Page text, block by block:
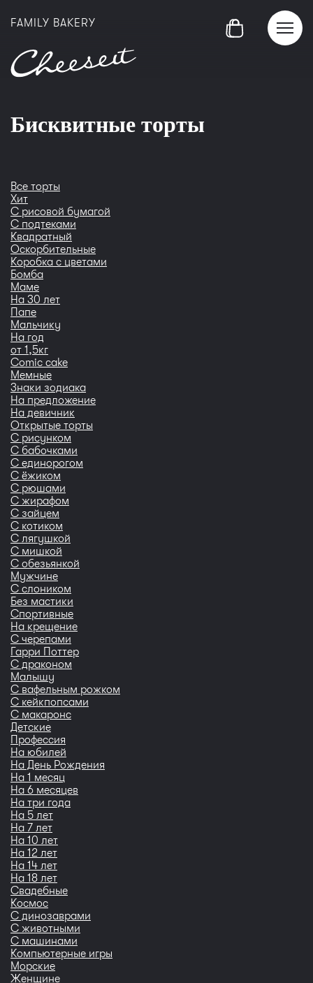
FAMILY BAKERY
Бисквитные торты
Все торты
Хит
С рисовой бумагой
С подтеками
Квадратный
Оскорбительные
Коробка с цветами
Бомба
Маме
На 30 лет
Папе
Мальчику
На год
от 1,5кг
Сomic cake
Мемные
Знаки зодиака
На предложение
На девичник
Открытые торты
С рисунком
С бабочками
С единорогом
С ёжиком
С рюшами
С жирафом
С зайцем
С котиком
С лягушкой
С мишкой
С обезьянкой
Мужчине
С слоником
Без мастики
Спортивные
На крещение
С черепами
Гарри Поттер
С драконом
Малышу
С вафельным рожком
С кейкпопсами
С макаронс
Детские
Профессия
На юбилей
На День Рождения
На 1 месяц
На 6 месяцев
На три года
На 5 лет
На 7 лет
На 10 лет
На 12 лет
На 14 лет
На 18 лет
Свадебные
Космос
С динозаврами
С животными
С машинами
Компьютерные игры
Морские
Женщине